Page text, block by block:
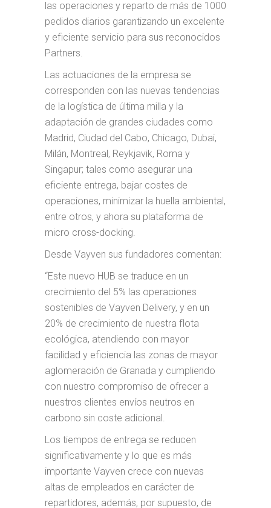
las operaciones y reparto de más de 1000
pedidos diarios garantizando un excelente
y eficiente servicio para sus reconocidos
Partners.
Las actuaciones de la empresa se
corresponden con las nuevas tendencias
de la logística de última milla y la
adaptación de grandes ciudades como
Madrid, Ciudad del Cabo, Chicago, Dubai,
Milán, Montreal, Reykjavik, Roma y
Singapur; tales como asegurar una
eficiente entrega, bajar costes de
operaciones, minimizar la huella ambiental,
entre otros, y ahora su plataforma de
micro cross-docking.
Desde Vayven sus fundadores comentan:
“Este nuevo HUB se traduce en un
crecimiento del 5% las operaciones
sostenibles de Vayven Delivery, y en un
20% de crecimiento de nuestra flota
ecológica, atendiendo con mayor
facilidad y eficiencia las zonas de mayor
aglomeración de Granada y cumpliendo
con nuestro compromiso de ofrecer a
nuestros clientes envíos neutros en
carbono sin coste adicional.
Los tiempos de entrega se reducen
significativamente y lo que es más
importante Vayven crece con nuevas
altas de empleados en carácter de
repartidores, además, por supuesto, de